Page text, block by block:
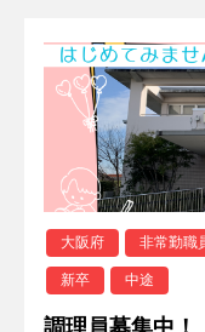
大阪府 非常勤職
新卒 中途
調理員募集中！